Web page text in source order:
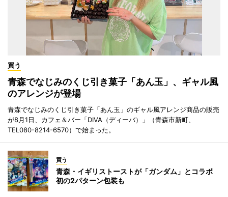
買う
青森でなじみのくじ引き菓子「あん玉」、ギャル風
のアレンジが登場
青森でなじみのくじ引き菓子「あん玉」のギャル風アレンジ商品の販売
が8月1日、カフェ＆バー「DIVA（ディーバ）」（青森市新町、
TEL080-8214-6570）で始まった。
買う
青森・イギリストーストが「ガンダム」とコラボ
初の2パターン包装も